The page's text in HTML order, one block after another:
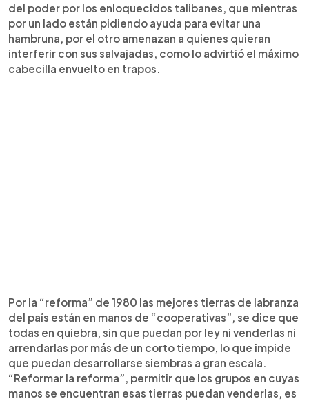
del poder por los enloquecidos talibanes, que mientras
por un lado están pidiendo ayuda para evitar una
hambruna, por el otro amenazan a quienes quieran
interferir con sus salvajadas, como lo advirtió el máximo
cabecilla envuelto en trapos.
Por la “reforma” de 1980 las mejores tierras de labranza
del país están en manos de “cooperativas”, se dice que
todas en quiebra, sin que puedan por ley ni venderlas ni
arrendarlas por más de un corto tiempo, lo que impide
que puedan desarrollarse siembras a gran escala.
“Reformar la reforma”, permitir que los grupos en cuyas
manos se encuentran esas tierras puedan venderlas, es